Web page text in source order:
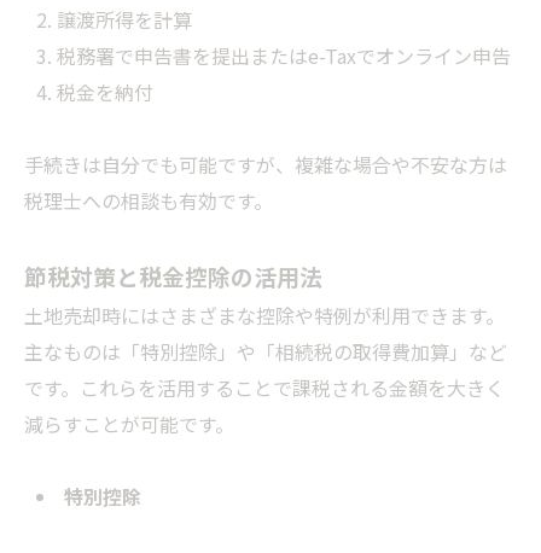
譲渡所得を計算
税務署で申告書を提出またはe-Taxでオンライン申告
税金を納付
手続きは自分でも可能ですが、複雑な場合や不安な方は
税理士への相談も有効です。
節税対策と税金控除の活用法
土地売却時にはさまざまな控除や特例が利用できます。
主なものは「特別控除」や「相続税の取得費加算」など
です。これらを活用することで課税される金額を大きく
減らすことが可能です。
特別控除